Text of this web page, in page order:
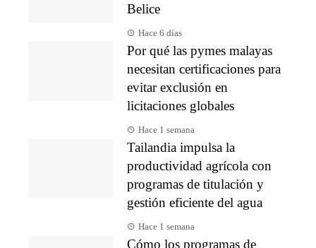
Belice
Hace 6 días
Por qué las pymes malayas
necesitan certificaciones para
evitar exclusión en
licitaciones globales
Hace 1 semana
Tailandia impulsa la
productividad agrícola con
programas de titulación y
gestión eficiente del agua
Hace 1 semana
Cómo los programas de